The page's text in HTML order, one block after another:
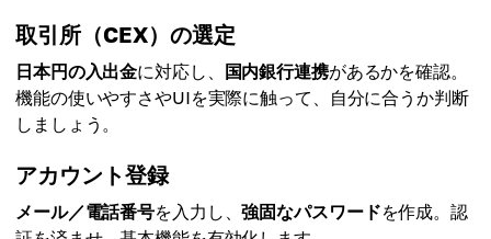
取引所（CEX）の選定
日本円の入出金に対応し、 国内銀行連携があるかを確認。
機能の使いやすさやUIを実際に触って、自分に合うか判断
しましょう。
アカウント登録
メール／電話番号を入力し、強固なパスワードを作成。認